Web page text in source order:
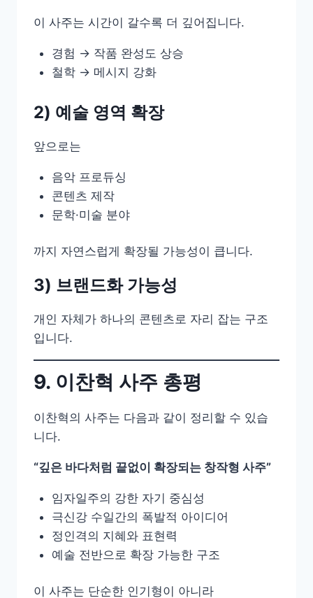
이 사주는 시간이 갈수록 더 깊어집니다.
경험 → 작품 완성도 상승
철학 → 메시지 강화
2) 예술 영역 확장
앞으로는
음악 프로듀싱
콘텐츠 제작
문학·미술 분야
까지 자연스럽게 확장될 가능성이 큽니다.
3) 브랜드화 가능성
개인 자체가 하나의 콘텐츠로 자리 잡는 구조
입니다.
9. 이찬혁 사주 총평
이찬혁의 사주는 다음과 같이 정리할 수 있습
니다.
“깊은 바다처럼 끝없이 확장되는 창작형 사주”
임자일주의 강한 자기 중심성
극신강 수일간의 폭발적 아이디어
정인격의 지혜와 표현력
예술 전반으로 확장 가능한 구조
이 사주는 단순한 인기형이 아니라